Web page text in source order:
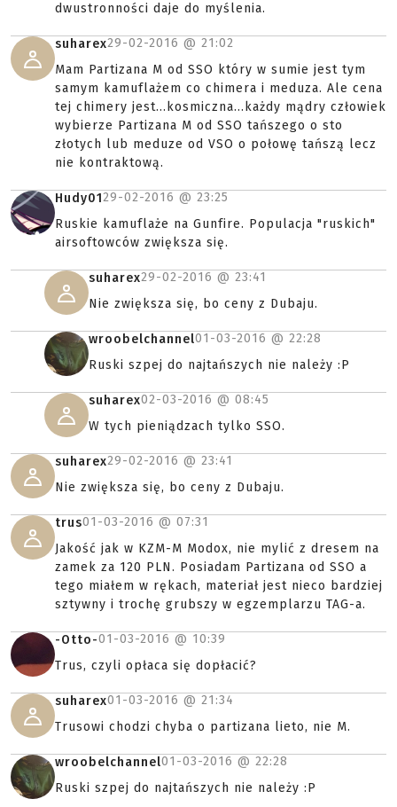
dwustronności daje do myślenia.
suharex29-02-2016 @ 21:02
Mam Partizana M od SSO który w sumie jest tym
samym kamuflażem co chimera i meduza. Ale cena
tej chimery jest...kosmiczna...każdy mądry człowiek
wybierze Partizana M od SSO tańszego o sto
złotych lub meduze od VSO o połowę tańszą lecz
nie kontraktową.
Hudy0129-02-2016 @ 23:25
Ruskie kamuflaże na Gunfire. Populacja "ruskich"
airsoftowców zwiększa się.
suharex29-02-2016 @ 23:41
Nie zwiększa się, bo ceny z Dubaju.
wroobelchannel01-03-2016 @ 22:28
Ruski szpej do najtańszych nie należy :P
suharex02-03-2016 @ 08:45
W tych pieniądzach tylko SSO.
suharex29-02-2016 @ 23:41
Nie zwiększa się, bo ceny z Dubaju.
trus01-03-2016 @ 07:31
Jakość jak w KZM-M Modox, nie mylić z dresem na
zamek za 120 PLN. Posiadam Partizana od SSO a
tego miałem w rękach, materiał jest nieco bardziej
sztywny i trochę grubszy w egzemplarzu TAG-a.
-Otto-01-03-2016 @ 10:39
Trus, czyli opłaca się dopłacić?
suharex01-03-2016 @ 21:34
Trusowi chodzi chyba o partizana lieto, nie M.
wroobelchannel01-03-2016 @ 22:28
Ruski szpej do najtańszych nie należy :P